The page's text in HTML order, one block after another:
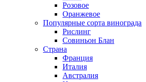
Розовое
Оранжевое
Популярные сорта винограда
Рислинг
Совиньон Блан
Страна
Франция
Италия
Австралия